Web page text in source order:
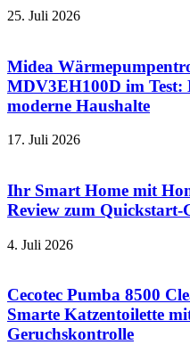
25. Juli 2026
Midea
MDV3EH100D im
moderne Haushalte
17. Juli 2026
Ihr Smart Home mit
Review zum Quickstart-
4. Juli 2026
Cecotec Pumba 8500
Smarte Katzentoilette
Geruchskontrolle